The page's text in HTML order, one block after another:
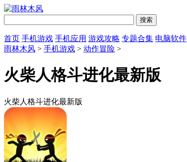
首页 手机游戏 手机应用 游戏攻略 专题合集 电脑软件
雨林木风 > 手机游戏 > 动作冒险 >
火柴人格斗进化最新版
火柴人格斗进化最新版